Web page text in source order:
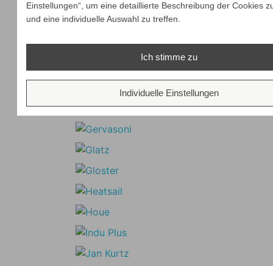
Einstellungen“, um eine detaillierte Beschreibung der Cookies
und eine individuelle Auswahl zu treffen.
Ich stimme zu
Individuelle Einstellungen